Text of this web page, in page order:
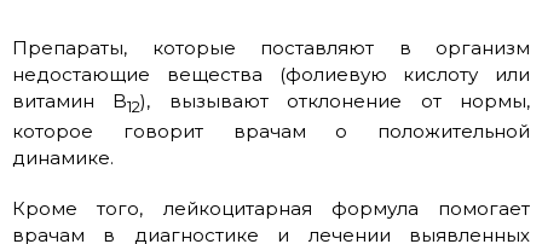
Препараты, которые поставляют в организм
недостающие вещества (фолиевую кислоту или
витамин B12), вызывают отклонение от нормы,
которое говорит врачам о положительной
динамике.
Кроме того, лейкоцитарная формула помогает
врачам в диагностике и лечении выявленных